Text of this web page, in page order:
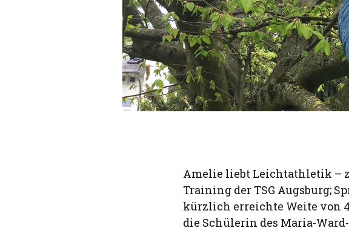
Amelie liebt Leichtathletik –
Training der TSG Augsburg;
kürzlich erreichte Weite von
die Schülerin des Maria-